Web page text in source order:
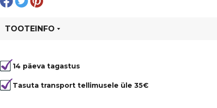
=
meeter,
TOOTEINFO
Värvus
Roheline
Läbimõõt
1 mm
14 päeva tagastus
Tasuta transport tellimusele üle 35€